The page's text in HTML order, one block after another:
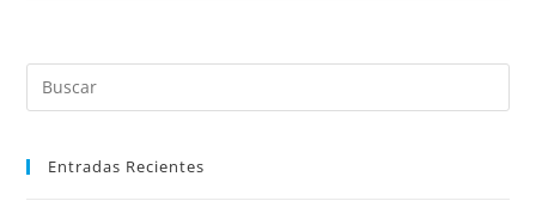
Buscar:
Entradas Recientes